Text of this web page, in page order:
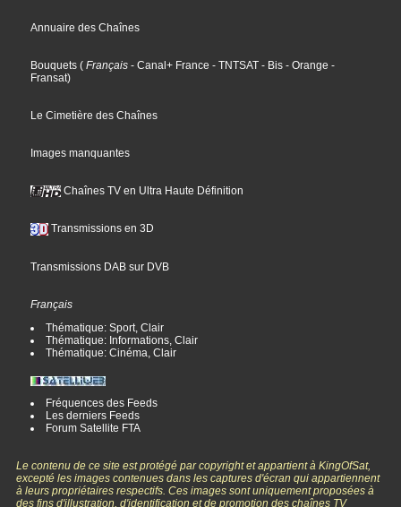
Annuaire des Chaînes
Bouquets ( Français - Canal+ France - TNTSAT - Bis - Orange -
Fransat)
Le Cimetière des Chaînes
Images manquantes
Chaînes TV en Ultra Haute Définition
Transmissions en 3D
Transmissions DAB sur DVB
Français
Thématique: Sport, Clair
Thématique: Informations, Clair
Thématique: Cinéma, Clair
Fréquences des Feeds
Les derniers Feeds
Forum Satellite FTA
Le contenu de ce site est protégé par copyright et appartient à KingOfSat,
excepté les images contenues dans les captures d'écran qui appartiennent
à leurs propriétaires respectifs. Ces images sont uniquement proposées à
des fins d'illustration, d'identification et de promotion des chaînes TV